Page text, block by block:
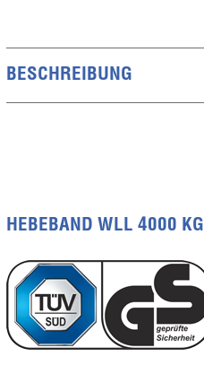
BESCHREIBUNG
HEBEBAND WLL 4000 KG